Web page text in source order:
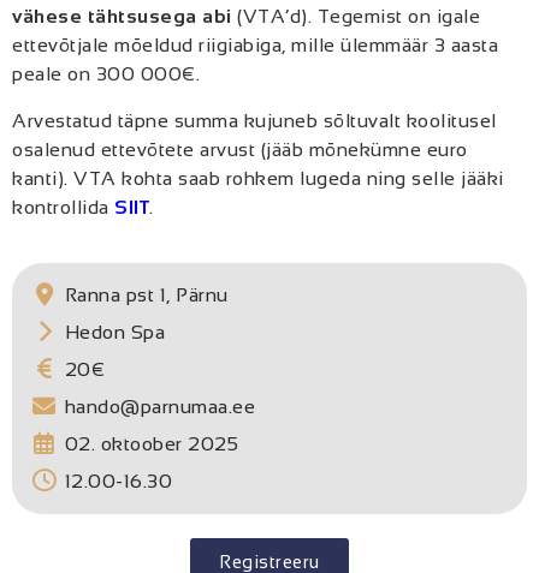
vähese tähtsusega abi (VTA’d). Tegemist on igale
ettevõtjale mõeldud riigiabiga, mille ülemmäär 3 aasta
peale on 300 000€.
Arvestatud täpne summa kujuneb sõltuvalt koolitusel
osalenud ettevõtete arvust (jääb mõnekümne euro
kanti). VTA kohta saab rohkem lugeda ning selle jääki
kontrollida SIIT.
Ranna pst 1, Pärnu
Hedon Spa
20€
hando@parnumaa.ee
02. oktoober 2025
12.00-16.30
Registreeru